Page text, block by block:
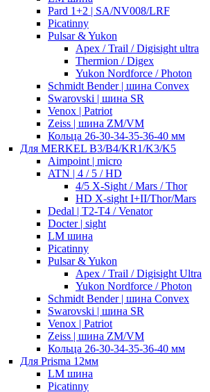
Pard 1+2 | SA/NV008/LRF
Picatinny
Pulsar & Yukon
Apex / Trail / Digisight ultra
Thermion / Digex
Yukon Nordforce / Photon
Schmidt Bender | шина Convex
Swarovski | шина SR
Venox | Patriot
Zeiss | шина ZM/VM
Кольца 26-30-34-35-36-40 мм
Для MERKEL B3/B4/KR1/K3/K5
Aimpoint | micro
ATN | 4 / 5 / HD
4/5 X-Sight / Mars / Thor
HD X-sight I+II/Thor/Mars
Dedal | T2-T4 / Venator
Docter | sight
LM шина
Picatinny
Pulsar & Yukon
Apex / Trail / Digisight Ultra
Yukon Nordforce / Photon
Schmidt Bender | шина Convex
Swarovski | шина SR
Venox | Patriot
Zeiss | шина ZM/VM
Кольца 26-30-34-35-36-40 мм
Для Prisma 12мм
LM шина
Picatinny